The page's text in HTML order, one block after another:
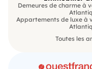
Demeures de charme à
Appartements de luxe à
Toutes les